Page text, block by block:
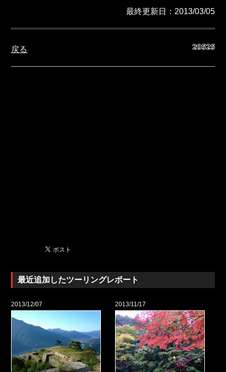
最終更新日：2013/03/05
戻る
最近追加したツーリングレポート
2013/12/07 2013/11/17